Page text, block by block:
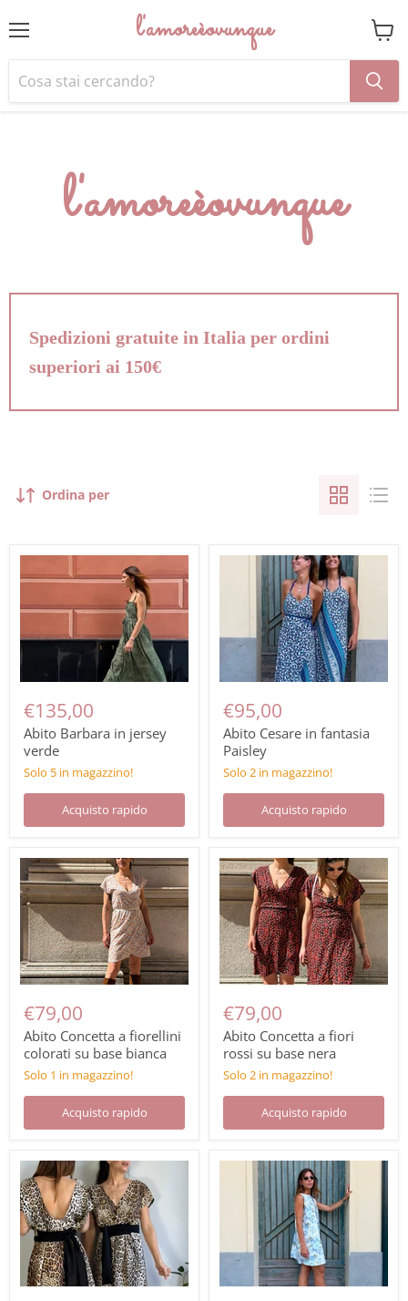
l'amoreèovunque
il
l'amoreèovunque
Spedizioni gratuite in Italia per ordini
superiori ai 150€
Ordina per
€135,00
Abito Barbara in jersey
verde
Solo 5 in magazzino!
Acquisto rapido
€95,00
Abito Cesare in fantasia
Paisley
Solo 2 in magazzino!
Acquisto rapido
€79,00
Abito Concetta a fiorellini
colorati su base bianca
Solo 1 in magazzino!
Acquisto rapido
€79,00
Abito Concetta a fiori
rossi su base nera
Solo 2 in magazzino!
Acquisto rapido